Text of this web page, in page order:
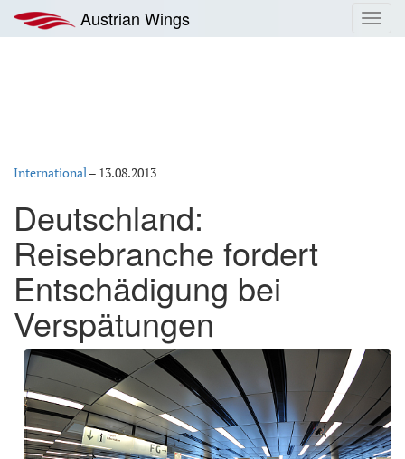
Inhalt
springen
Austrian Wings
International– 13.08.2013
Deutschland:
Reisebranche fordert
Entschädigung bei
Verspätungen